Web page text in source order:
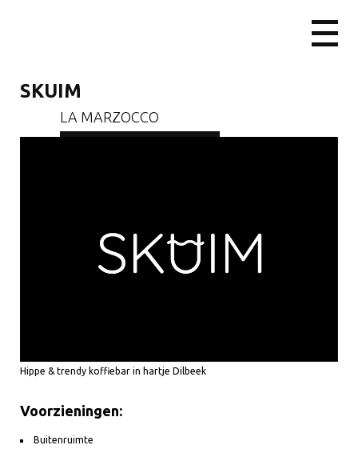
SKUIM
LA MARZOCCO
Hippe & trendy koffiebar in hartje Dilbeek
Voorzieningen:
Buitenruimte